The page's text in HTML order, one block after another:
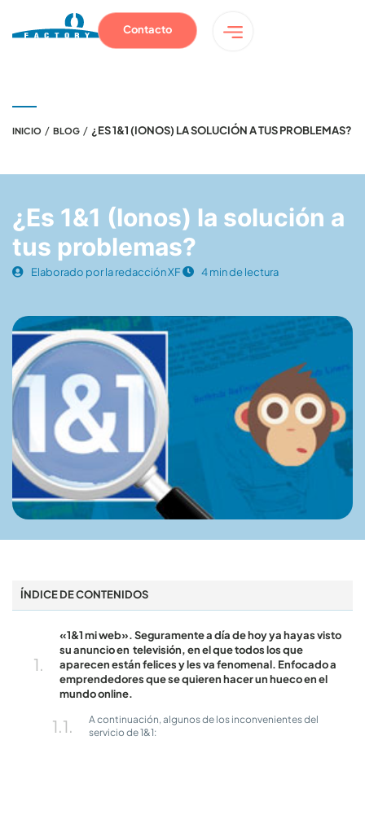
Contacto
INICIO / BLOG / ¿ES 1&1 (IONOS) LA SOLUCIÓN A TUS PROBLEMAS?
¿Es 1&1 (Ionos) la solución a
tus problemas?
Elaborado por la redacción XF 4 min de lectura
ÍNDICE DE CONTENIDOS
«1&1 mi web». Seguramente a día de hoy ya hayas visto
su anuncio en televisión, en el que todos los que
aparecen están felices y les va fenomenal. Enfocado a
emprendedores que se quieren hacer un hueco en el
mundo online.
A continuación, algunos de los inconvenientes del
servicio de 1&1: